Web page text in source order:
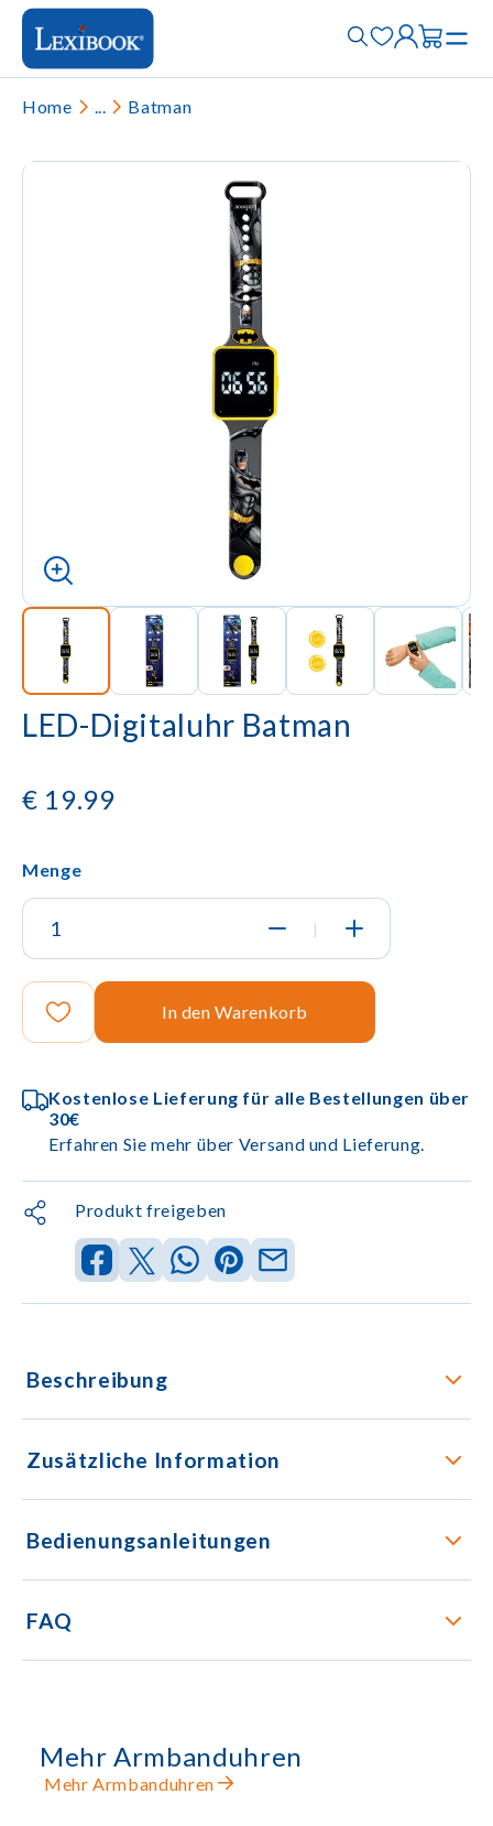
Home ... Batman
LED-Digitaluhr Batman
€ 19.99
Menge
|
In den Warenkorb
Kostenlose Lieferung für alle Bestellungen über
30€
Erfahren Sie mehr über Versand und Lieferung.
Produkt freigeben
Beschreibung
Zusätzliche Information
Bedienungsanleitungen
FAQ
Mehr Armbanduhren
Mehr Armbanduhren